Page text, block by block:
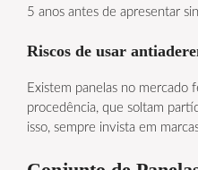
5 anos antes de apresentar
Riscos de usar
Existem panelas no mercado
procedência, que soltam
isso, sempre invista em